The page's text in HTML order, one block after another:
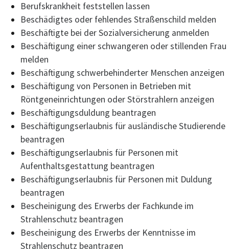
Berufskrankheit feststellen lassen
Beschädigtes oder fehlendes Straßenschild melden
Beschäftigte bei der Sozialversicherung anmelden
Beschäftigung einer schwangeren oder stillenden Frau
melden
Beschäftigung schwerbehinderter Menschen anzeigen
Beschäftigung von Personen in Betrieben mit
Röntgeneinrichtungen oder Störstrahlern anzeigen
Beschäftigungsduldung beantragen
Beschäftigungserlaubnis für ausländische Studierende
beantragen
Beschäftigungserlaubnis für Personen mit
Aufenthaltsgestattung beantragen
Beschäftigungserlaubnis für Personen mit Duldung
beantragen
Bescheinigung des Erwerbs der Fachkunde im
Strahlenschutz beantragen
Bescheinigung des Erwerbs der Kenntnisse im
Strahlenschutz beantragen